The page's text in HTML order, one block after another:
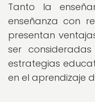
Tanto la
enseñanza con
presentan
ser
estrategias
en el aprendizaje